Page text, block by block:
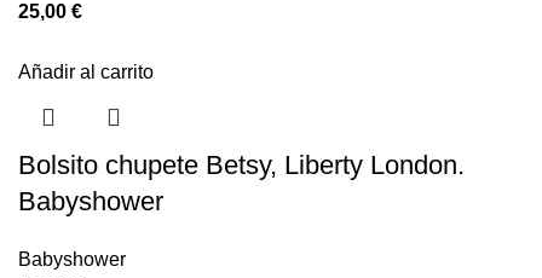
25,00 €
Añadir al carrito
Bolsito chupete Betsy, Liberty London.
Babyshower
Babyshower